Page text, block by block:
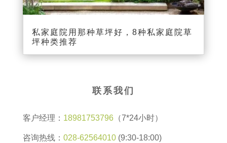
私家庭院用那种草坪好，8种私家庭院草
坪种类推荐
联系我们
客户经理： 18981753796（7*24小时）
咨询热线： 028-62564010(9:30-18:00)